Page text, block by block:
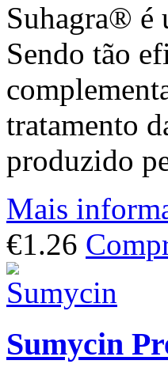
Suhagra® é
Sendo tão
tratamento
produzido
Mais
€1.26
Sumycin